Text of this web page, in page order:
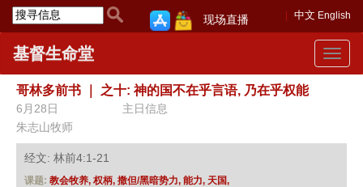
中文 English
现场直播
Toggle
基督生命堂
哥林多前书 之十: 神的国不在乎言语, 乃在乎权能
6月28日
主日信息
朱志山牧师
经文: 林前4:1-21
课题: 教会牧养, 权柄, 撒但/黑暗势力, 能力, 天国,